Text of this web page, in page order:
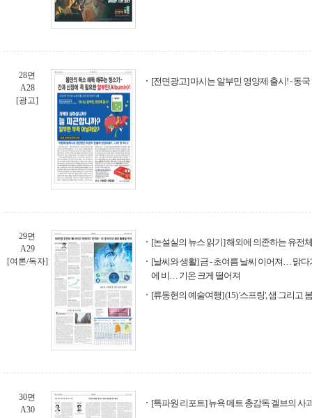
28면
A28
[광고]
[전면광고] 마시는 알부민 영양제 출시! - 동
29면
A29
[여론/독자]
[논설실의 뉴스 읽기] 해외에 의존하는 유전
[날씨와 생활] 금 - 초여름 날씨 이어져… 맑다
에 비… 기온 크게 떨어져
[류동현의 예술여행] (15) '스프링', 샘 그리고 봄
30면
A30
[특파원 리포트] 뉴욕 메트 총감독 겔브의 사